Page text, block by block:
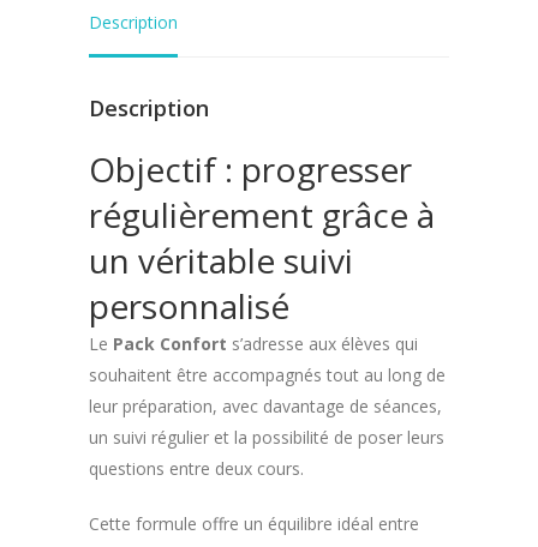
-
Confort
Description
Description
Objectif : progresser
régulièrement grâce à
un véritable suivi
personnalisé
Le Pack Confort s’adresse aux élèves qui
souhaitent être accompagnés tout au long de
leur préparation, avec davantage de séances,
un suivi régulier et la possibilité de poser leurs
questions entre deux cours.
Cette formule offre un équilibre idéal entre